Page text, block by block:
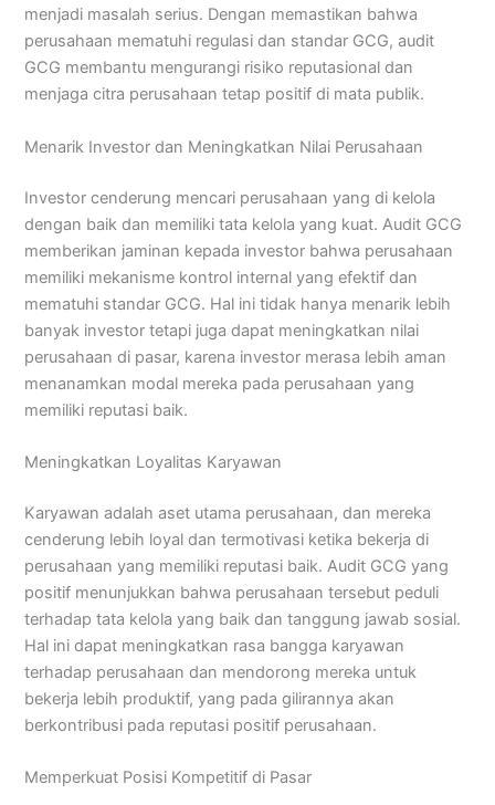
menjadi masalah serius. Dengan memastikan bahwa
perusahaan mematuhi regulasi dan standar GCG, audit
GCG membantu mengurangi risiko reputasional dan
menjaga citra perusahaan tetap positif di mata publik.
Menarik Investor dan Meningkatkan Nilai Perusahaan
Investor cenderung mencari perusahaan yang di kelola
dengan baik dan memiliki tata kelola yang kuat. Audit GCG
memberikan jaminan kepada investor bahwa perusahaan
memiliki mekanisme kontrol internal yang efektif dan
mematuhi standar GCG. Hal ini tidak hanya menarik lebih
banyak investor tetapi juga dapat meningkatkan nilai
perusahaan di pasar, karena investor merasa lebih aman
menanamkan modal mereka pada perusahaan yang
memiliki reputasi baik.
Meningkatkan Loyalitas Karyawan
Karyawan adalah aset utama perusahaan, dan mereka
cenderung lebih loyal dan termotivasi ketika bekerja di
perusahaan yang memiliki reputasi baik. Audit GCG yang
positif menunjukkan bahwa perusahaan tersebut peduli
terhadap tata kelola yang baik dan tanggung jawab sosial.
Hal ini dapat meningkatkan rasa bangga karyawan
terhadap perusahaan dan mendorong mereka untuk
bekerja lebih produktif, yang pada gilirannya akan
berkontribusi pada reputasi positif perusahaan.
Memperkuat Posisi Kompetitif di Pasar